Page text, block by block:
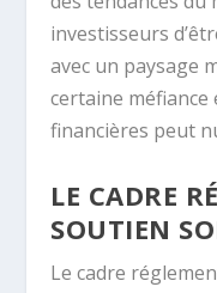
investisseurs
avec un paysage
certaine
financières peut
LE CADRE
SOUTIEN
Le cadre